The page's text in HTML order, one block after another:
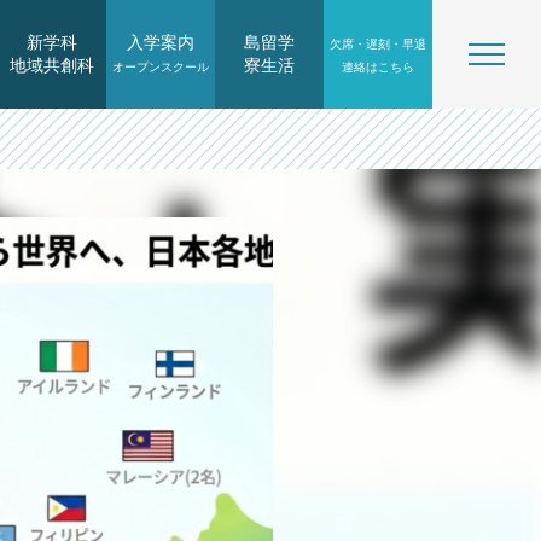
新学科
地域共創科
入学案内
オープンスクール
島留学
寮生活
欠席・遅刻・早退
連絡はこちら